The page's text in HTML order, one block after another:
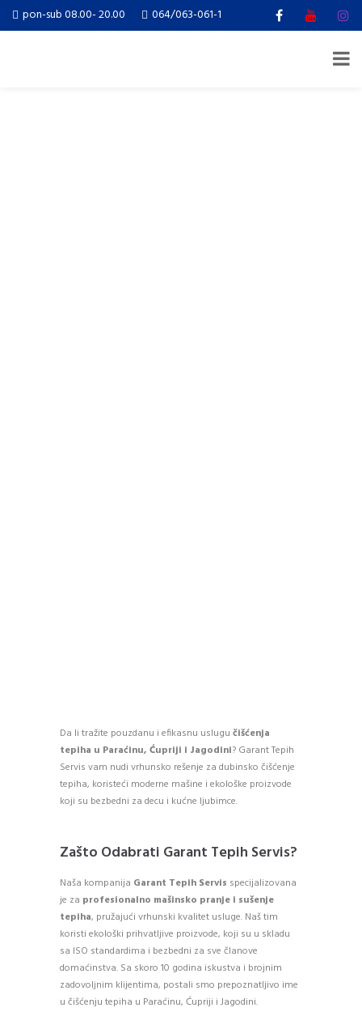
pon-sub 08.00- 20.00 064/063-061-1
Da li tražite pouzdanu i efikasnu uslugu čišćenja
tepiha u Paraćinu, Ćupriji i Jagodini? Garant Tepih
Servis vam nudi vrhunsko rešenje za dubinsko čišćenje
tepiha, koristeći moderne mašine i ekološke proizvode
koji su bezbedni za decu i kućne ljubimce.
Zašto Odabrati Garant Tepih Servis?
Naša kompanija Garant Tepih Servis specijalizovana
je za profesionalno mašinsko pranje i sušenje
tepiha, pružajući vrhunski kvalitet usluge. Naš tim
koristi ekološki prihvatljive proizvode, koji su u skladu
sa ISO standardima i bezbedni za sve članove
domaćinstva. Sa skoro 10 godina iskustva i brojnim
zadovoljnim klijentima, postali smo prepoznatljivo ime
u čišćenju tepiha u Paraćinu, Ćupriji i Jagodini.